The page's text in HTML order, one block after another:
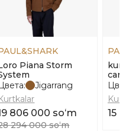
Piana Storm
Jigarrang
806 000 soʻm
294 000 soʻm
15